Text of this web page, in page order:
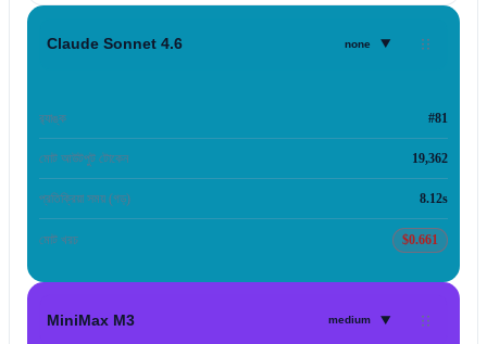
Claude Sonnet 4.6 none ▾
র‍্যাঙ্ক #81
মোট আউটপুট টোকেন 19,362
প্রতিক্রিয়া সময় (গড়) 8.12s
মোট খরচ $0.661
MiniMax M3 medium ▾